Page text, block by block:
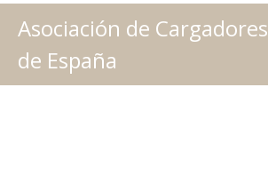
Saltar
al
Asociación de Cargadores
de España